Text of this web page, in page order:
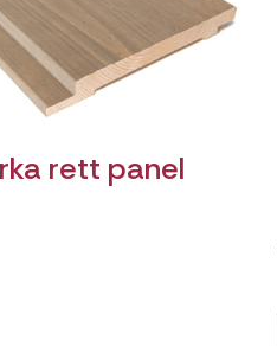
rett panel